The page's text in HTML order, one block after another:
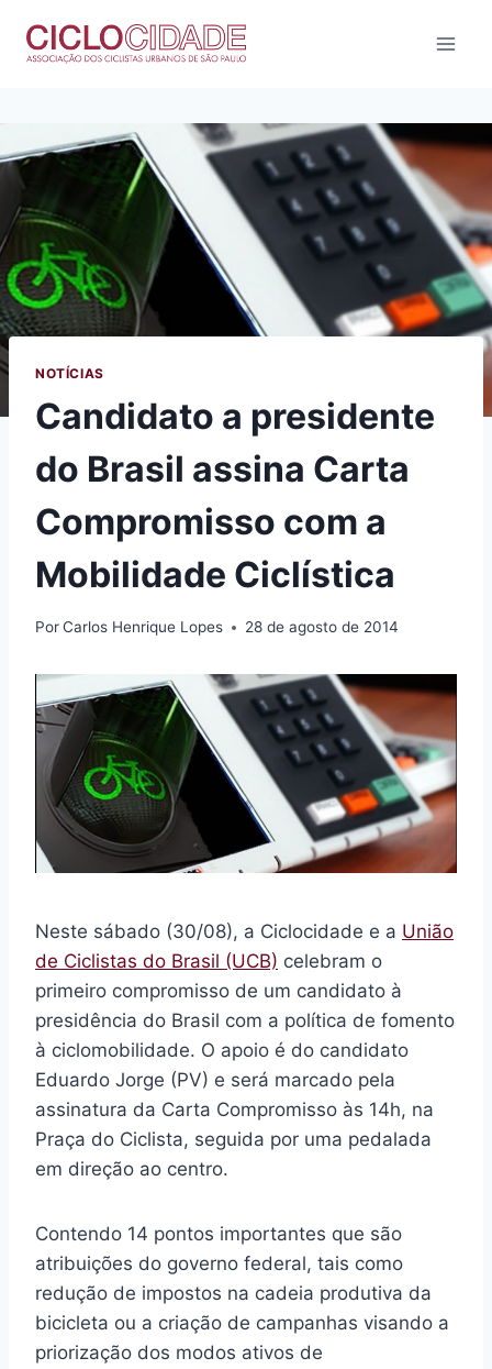
para
NOTÍCIAS
Candidato a presidente
do Brasil assina Carta
Compromisso com a
Mobilidade Ciclística
PorCarlos Henrique Lopes 28 de agosto de 2014
Neste sábado (30/08), a Ciclocidade e a União
de Ciclistas do Brasil (UCB) celebram o
primeiro compromisso de um candidato à
presidência do Brasil com a política de fomento
à ciclomobilidade. O apoio é do candidato
Eduardo Jorge (PV) e será marcado pela
assinatura da Carta Compromisso às 14h, na
Praça do Ciclista, seguida por uma pedalada
em direção ao centro.
Contendo 14 pontos importantes que são
atribuições do governo federal, tais como
redução de impostos na cadeia produtiva da
bicicleta ou a criação de campanhas visando a
priorização dos modos ativos de